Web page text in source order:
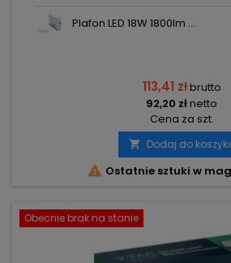
Plafon LED 18W 1800lm ...
113,41 złbrutto
92,20 złnetto
Cena za szt.
 Dodaj do
 Ostatnie sztuki w
Obecnie brak na stanie